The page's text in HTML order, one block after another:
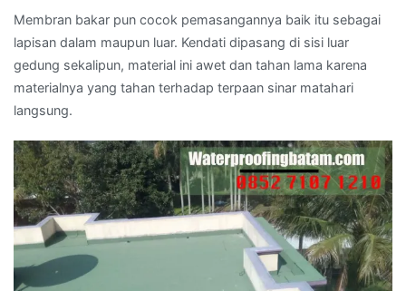
Membran bakar pun cocok pemasangannya baik itu sebagai
lapisan dalam maupun luar. Kendati dipasang di sisi luar
gedung sekalipun, material ini awet dan tahan lama karena
materialnya yang tahan terhadap terpaan sinar matahari
langsung.